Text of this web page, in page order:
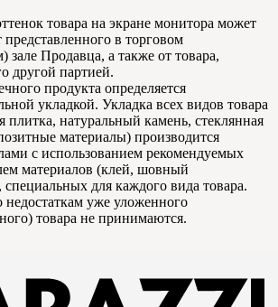
товара на экране монитора может
представленного в торговом
зале Продавца, а также от товара,
другой партией.
продукта определяется
укладкой. Укладка всех видов товара
плитка, натуральный камень, стеклянная
материалы) производится
с использованием рекомендуемых
материалов (клей, шовный
специальных для каждого вида товара.
недостаткам уже уложенного
товара не принимаются.